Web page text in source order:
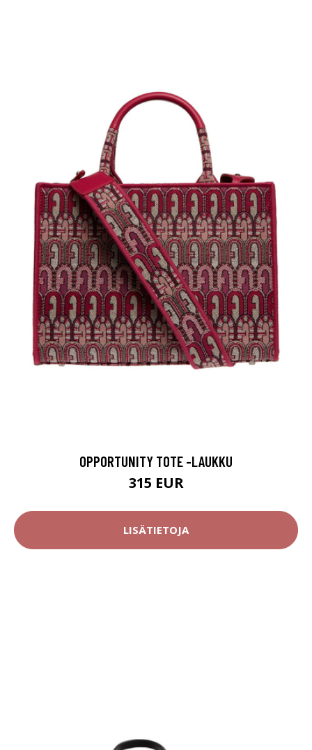
OPPORTUNITY TOTE -LAUKKU
315 EUR
LISÄTIETOJA